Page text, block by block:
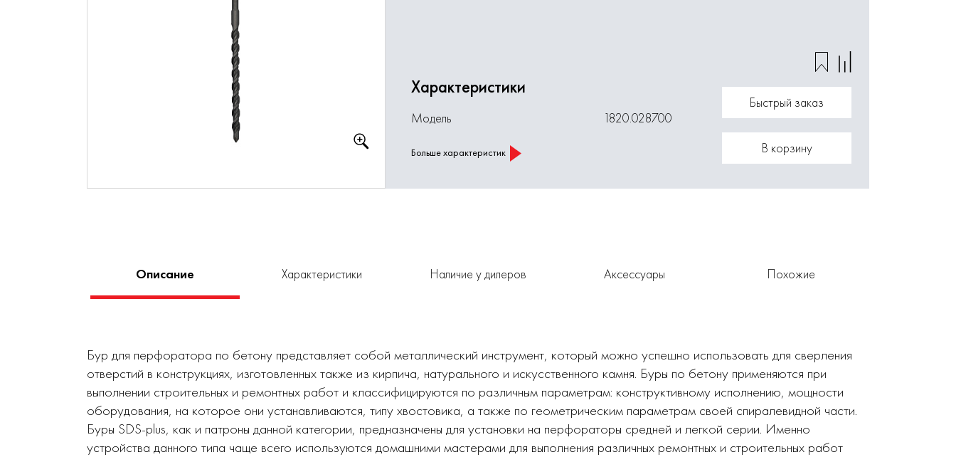
Характеристики
Модель 1820.028700
Больше характеристик
Быстрый заказ
В корзину
Описание Характеристики Наличие у дилеров Аксессуары Похожие
Бур для перфоратора по бетону представляет собой металлический инструмент, который можно успешно использовать для сверления
отверстий в конструкциях, изготовленных также из кирпича, натурального и искусственного камня. Буры по бетону применяются при
выполнении строительных и ремонтных работ и классифицируются по различным параметрам: конструктивному исполнению, мощности
оборудования, на которое они устанавливаются, типу хвостовика, а также по геометрическим параметрам своей спиралевидной части.
Буры SDS-plus, как и патроны данной категории, предназначены для установки на перфораторы средней и легкой серии. Именно
устройства данного типа чаще всего используются домашними мастерами для выполнения различных ремонтных и строительных работ